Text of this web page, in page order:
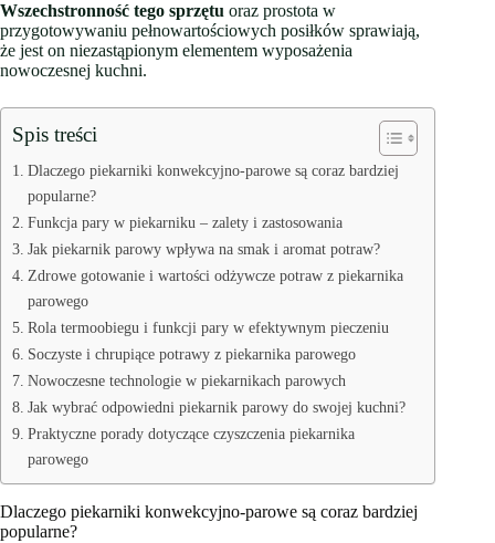
Wszechstronność tego sprzętu oraz prostota w
przygotowywaniu pełnowartościowych posiłków sprawiają,
że jest on niezastąpionym elementem wyposażenia
nowoczesnej kuchni.
Spis treści
Dlaczego piekarniki konwekcyjno-parowe są coraz bardziej
popularne?
Funkcja pary w piekarniku – zalety i zastosowania
Jak piekarnik parowy wpływa na smak i aromat potraw?
Zdrowe gotowanie i wartości odżywcze potraw z piekarnika
parowego
Rola termoobiegu i funkcji pary w efektywnym pieczeniu
Soczyste i chrupiące potrawy z piekarnika parowego
Nowoczesne technologie w piekarnikach parowych
Jak wybrać odpowiedni piekarnik parowy do swojej kuchni?
Praktyczne porady dotyczące czyszczenia piekarnika
parowego
Dlaczego piekarniki konwekcyjno-parowe są coraz bardziej
popularne?